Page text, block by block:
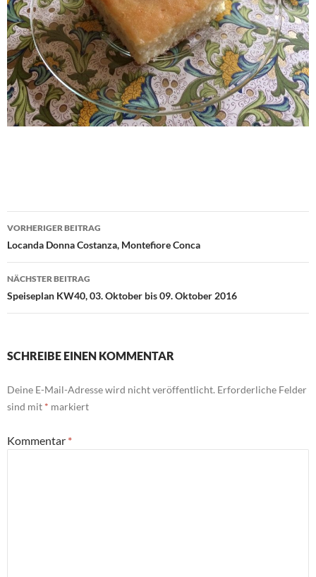
Beitragsnavigation
VORHERIGER BEITRAG
Locanda Donna Costanza, Montefiore Conca
NÄCHSTER BEITRAG
Speiseplan KW40, 03. Oktober bis 09. Oktober 2016
SCHREIBE EINEN KOMMENTAR
Deine E-Mail-Adresse wird nicht veröffentlicht. Erforderliche Felder
sind mit * markiert
Kommentar *